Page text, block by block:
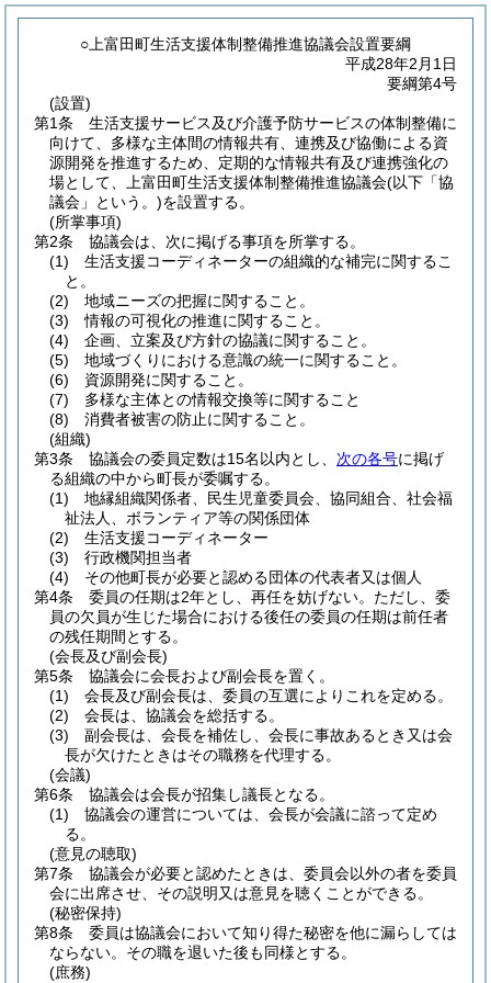
○上富田町生活支援体制整備推進協議会設置要綱
平成28年2月1日
要綱第4号
(設置)
第1条
生活支援サービス及び介護予防サービスの体制整備に
向けて、多様な主体間の情報共有、連携及び協働による資
源開発を推進するため、定期的な情報共有及び連携強化の
場として、上富田町生活支援体制整備推進協議会(以下「協
議会」という。)を設置する。
(所掌事項)
第2条
協議会は、次に掲げる事項を所掌する。
(1)
生活支援コーディネーターの組織的な補完に関するこ
と。
(2)
地域ニーズの把握に関すること。
(3)
情報の可視化の推進に関すること。
(4)
企画、立案及び方針の協議に関すること。
(5)
地域づくりにおける意識の統一に関すること。
(6)
資源開発に関すること。
(7)
多様な主体との情報交換等に関すること
(8)
消費者被害の防止に関すること。
(組織)
第3条
協議会の委員定数は15名以内とし、 次の各号に掲げ
る組織の中から町長が委嘱する。
(1)
地縁組織関係者、民生児童委員会、協同組合、社会福
祉法人、ボランティア等の関係団体
(2)
生活支援コーディネーター
(3)
行政機関担当者
(4)
その他町長が必要と認める団体の代表者又は個人
第4条
委員の任期は2年とし、再任を妨げない。 ただし、委
員の欠員が生じた場合における後任の委員の任期は前任者
の残任期間とする。
(会長及び副会長)
第5条
協議会に会長および副会長を置く。
(1)
会長及び副会長は、委員の互選によりこれを定める。
(2)
会長は、協議会を総括する。
(3)
副会長は、会長を補佐し、会長に事故あるとき又は会
長が欠けたときはその職務を代理する。
(会議)
第6条
協議会は会長が招集し議長となる。
(1)
協議会の運営については、会長が会議に諮って定め
る。
(意見の聴取)
第7条
協議会が必要と認めたときは、委員会以外の者を委員
会に出席させ、その説明又は意見を聴くことができる。
(秘密保持)
第8条
委員は協議会において知り得た秘密を他に漏らしては
ならない。 その職を退いた後も同様とする。
(庶務)